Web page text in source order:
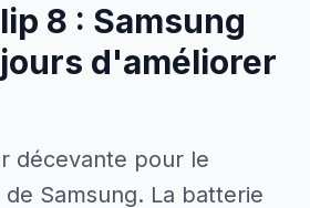
8 : Samsung
d'améliorer
décevante pour le
Samsung. La batterie